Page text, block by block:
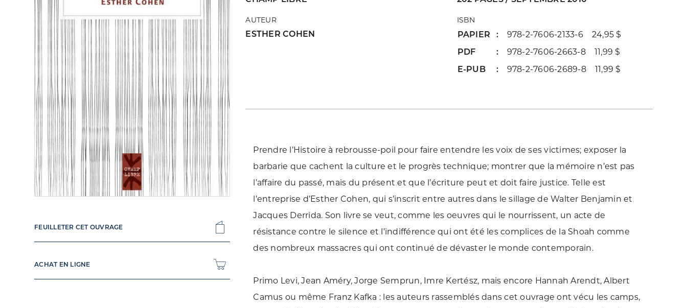
AUTEUR
ESTHER COHEN
ISBN
PAPIER
978-2-7606-2133-6 24,95 $
PDF
978-2-7606-2663-8 11,99 $
E-PUB
978-2-7606-2689-8 11,99 $
Prendre l’Histoire à rebrousse-poil pour faire entendre les voix de ses victimes; exposer la
barbarie que cachent la culture et le progrès technique; montrer que la mémoire n’est pas
l’affaire du passé, mais du présent et que l’écriture peut et doit faire justice. Telle est
l’entreprise d’Esther Cohen, qui s’inscrit entre autres dans le sillage de Walter Benjamin et
Jacques Derrida. Son livre se veut, comme les oeuvres qui le nourrissent, un acte de
résistance contre le silence et l’indifférence qui ont été les complices de la Shoah comme
des nombreux massacres qui ont continué de dévaster le monde contemporain.
Primo Levi, Jean Améry, Jorge Semprun, Imre Kertész, mais encore Hannah Arendt, Albert
Camus ou même Franz Kafka : les auteurs rassemblés dans cet ouvrage ont vécu les camps,
FEUILLETER CET OUVRAGE
ACHAT EN LIGNE